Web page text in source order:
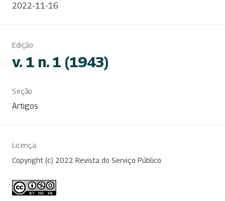
2022-11-16
Edição
v. 1 n. 1 (1943)
Seção
Artigos
Licença
Copyright (c) 2022 Revista do Serviço Público